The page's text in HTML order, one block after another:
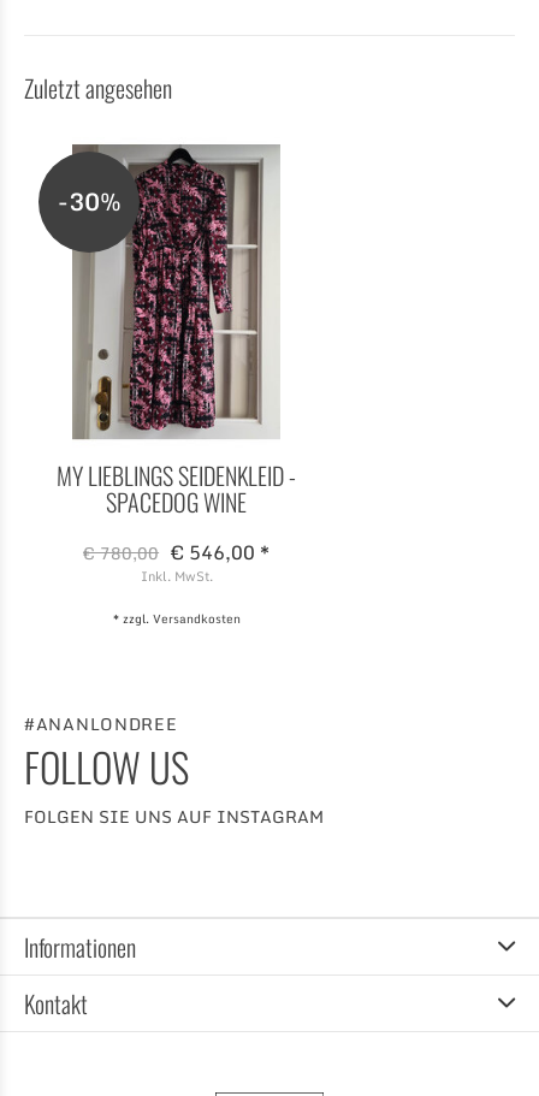
Zuletzt angesehen
-30%
MY LIEBLINGS SEIDENKLEID -
SPACEDOG WINE
€ 780,00 € 546,00 *
Inkl. MwSt.
* zzgl.Versandkosten
#ANANLONDREE
FOLLOW US
FOLGEN SIE UNS AUF INSTAGRAM
Informationen
Kontakt